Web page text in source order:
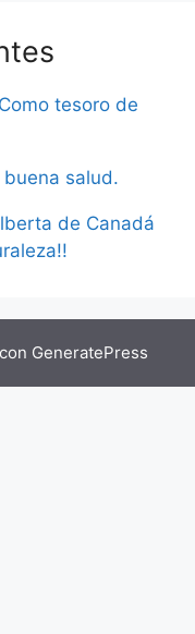
tesoro de
salud.
de Canadá
GeneratePress